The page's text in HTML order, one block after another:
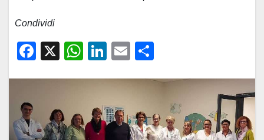
Condividi
F
b
X
W
s
A
Li
k
e
dI
E
ail n
vi